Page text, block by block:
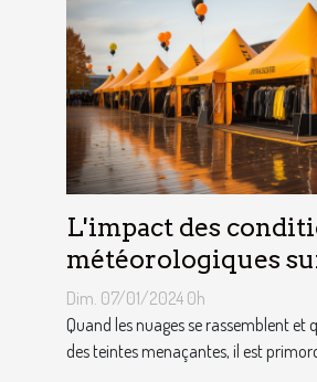
L'impact des
météorologiques
choix des tentes
Dim. 07/01/2024 0h
Quand les nuages se rassemblent et
des teintes menaçantes, il est